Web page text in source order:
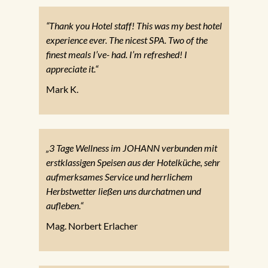
“Thank you Hotel staff! This was my best hotel
experience ever. The nicest SPA. Two of the
finest meals I’ve- had. I’m refreshed! I
appreciate it.“
Mark K.
„3 Tage Wellness im JOHANN verbunden mit
erstklassigen Speisen aus der Hotelküche, sehr
aufmerksames Service und herrlichem
Herbstwetter ließen uns durchatmen und
aufleben.“
Mag. Norbert Erlacher